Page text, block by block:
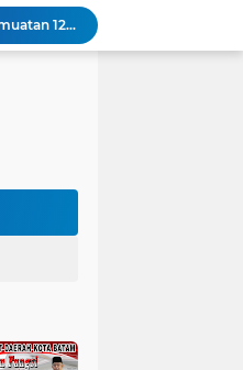
Polres Pelalawan Bongkar Kasus Ilegal Logging, Dua Truk Bermuatan 12 Kubik Kayu Diamankan
Parmahan Pangaribuan Kembali Pimpin SPSI NIBA Pelalawan, Muscab II Perkuat Soliditas Buruh
Kapolres Pelalawan Pimpin Pemadaman Karhutla, Tim Gabungan Berjibaku Jinakkan Api di Kerumutan